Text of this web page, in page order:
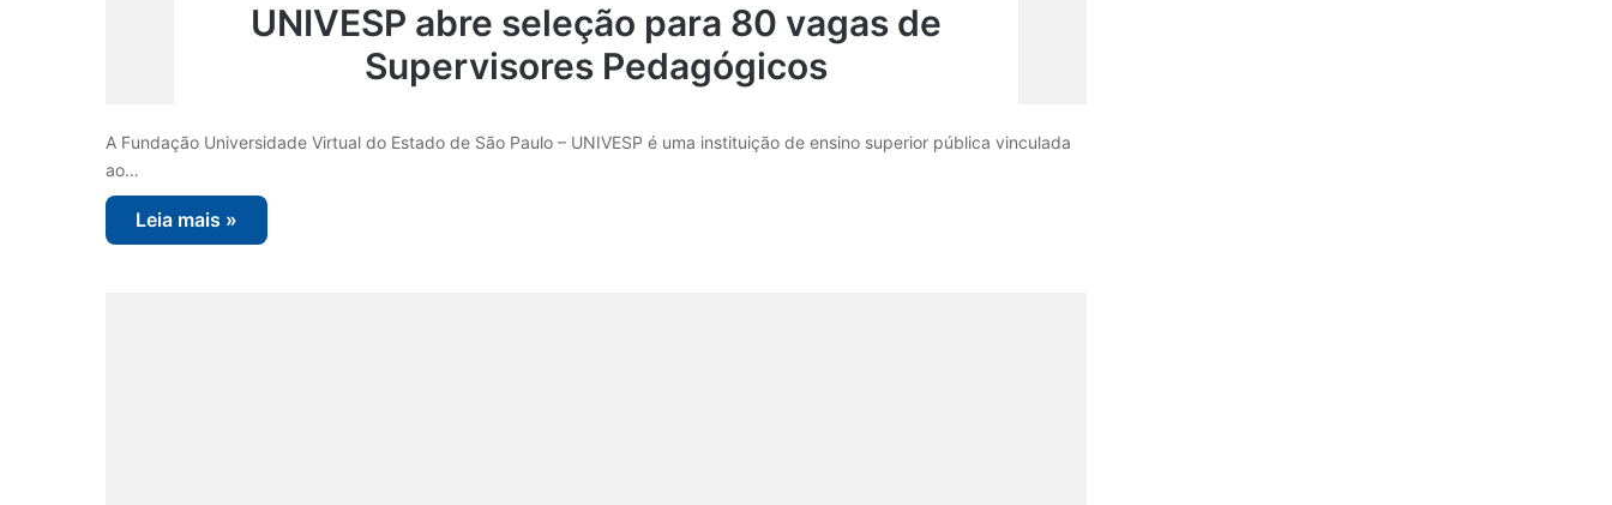
UNIVESP abre seleção para 80 vagas de
Supervisores Pedagógicos
A Fundação Universidade Virtual do Estado de São Paulo – UNIVESP é uma instituição de ensino superior pública vinculada
ao…
Leia mais »